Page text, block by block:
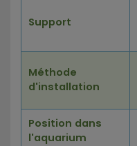
Support
Méthode
d'installation
Position dans
l'aquarium